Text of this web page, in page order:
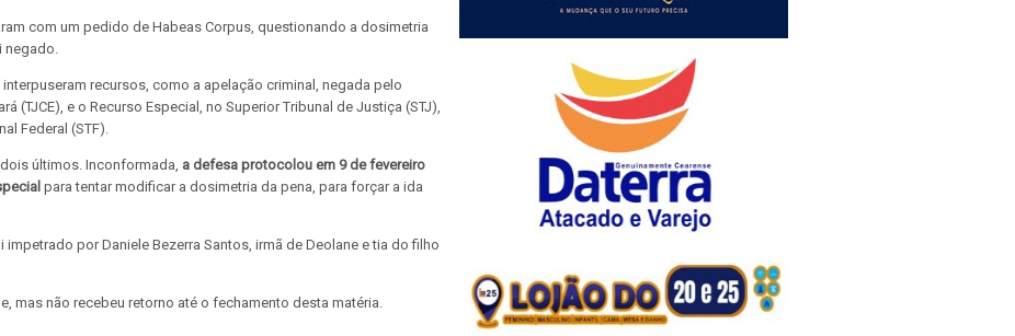
com um pedido de Habeas Corpus, questionando a dosimetria
recursos, como a apelação criminal, negada pelo
(TJCE), e o Recurso Especial, no Superior Tribunal de Justiça (STJ),
Federal (STF).
últimos. Inconformada, a defesa protocolou em 9 de fevereiro
para tentar modificar a dosimetria da pena, para forçar a ida
por Daniele Bezerra Santos, irmã de Deolane e tia do filho
mas não recebeu retorno até o fechamento desta matéria.